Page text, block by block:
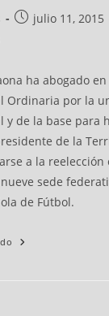
julio 11, 2015
ha abogado
Ordinaria por la
y de la base para
de la
a la reelección
sede
de Fútbol.